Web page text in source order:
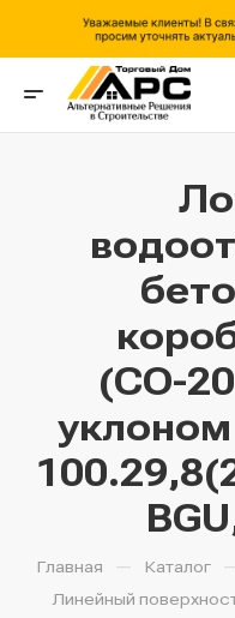
(СО-
Главная — Каталог
Линейный